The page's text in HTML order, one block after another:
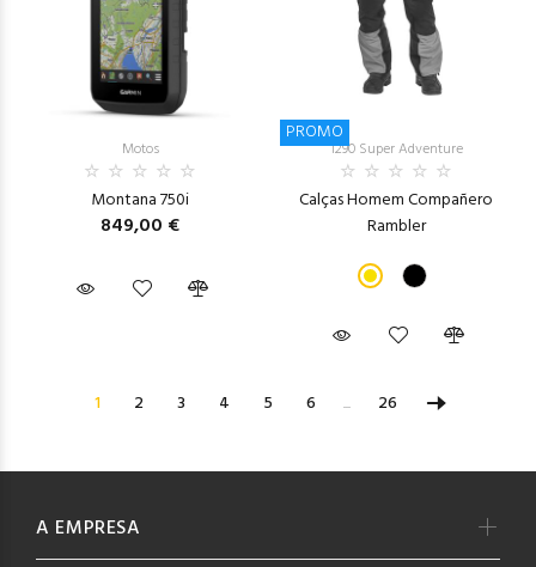
Motos
Montana 750i
849,00 €
PROMO
1290 Super Adventure
Calças Homem Compañero
Rambler
1 2 3 4 5 6 ... 26
A EMPRESA